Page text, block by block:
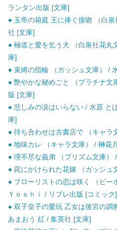
ランタン出版 [文庫]
● 玉帝の箱庭 王に捧ぐ接吻 （白
社 [文庫]
● 極道と愛を乞う犬 （白泉社花丸
庫]
● 束縛の指輪 （ガッシュ文庫） /
● 艶やかな秘めごと （プラチナ文
版 [文庫]
● 悲しみの涙はいらない / 水原 と
庫]
● 待ち合わせは古書店で （キャラ
● 地味カレ （キャラ文庫） / 榊花
● 理不尽な義弟 （プリズム文庫）
● 罠にかけられた花嫁 （ガッシュ
● フローリストの恋は咲く （ビー
Ｙｏｓｈｉ / リブレ出版 [コミック]
● 双子皇子の愛玩 乙女は後宮の調
あまおう 紅 / 集英社 [文庫]